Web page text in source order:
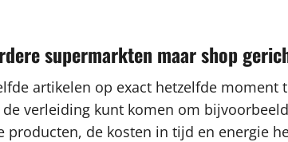
supermarkten maar shop
artikelen op exact hetzelfde moment
verleiding kunt komen om
producten, de kosten in tijd en energie